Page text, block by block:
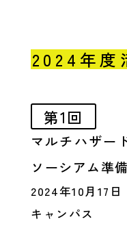
2024年度
第1回
マルチハザー
ソーシアム準
2024年10月17
キャンパス